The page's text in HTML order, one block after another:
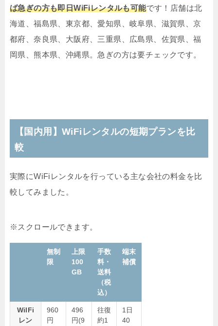
ば急ぎの方も即日WiFiレンタルも可能です！店舗は北
海道、福島県、東京都、愛知県、岐阜県、滋賀県、京
都府、奈良県、大阪府、三重県、広島県、佐賀県、福
岡県、熊本県、沖縄県。急ぎの方は要チェックです。
【国内用】WiFiレンタルの短期プランを比
較
実際にWiFiレンタルを行っている主な会社の料金を比
較してみました。
無制
限
上限
100
GB
手数
料・
送料
（税
込）
端末
補償
WiIFi
レン
960
円
496
円(9
往復
約1
1日
40